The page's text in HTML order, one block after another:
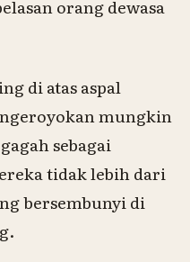
orang dewasa
di atas aspal
mungkin
sebagai
tidak lebih dari
bersembunyi di